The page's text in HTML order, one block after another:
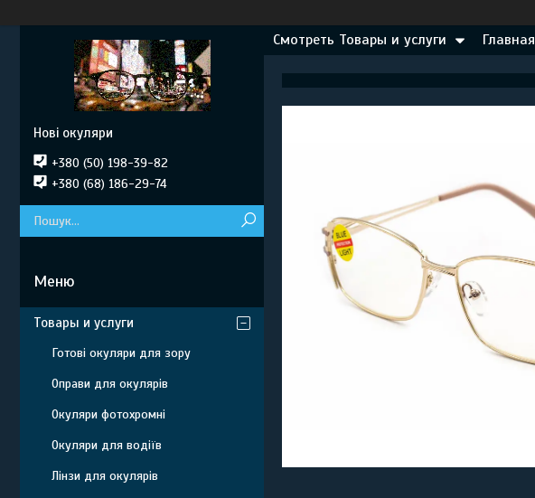
Смотреть Товары и услуги Главная
Нові окуляри
+380 (50) 198-39-82
+380 (68) 186-29-74
Товары и услуги
Готові окуляри для зору
Оправи для окулярів
Окуляри фотохромні
Окуляри для водіїв
Лінзи для окулярів